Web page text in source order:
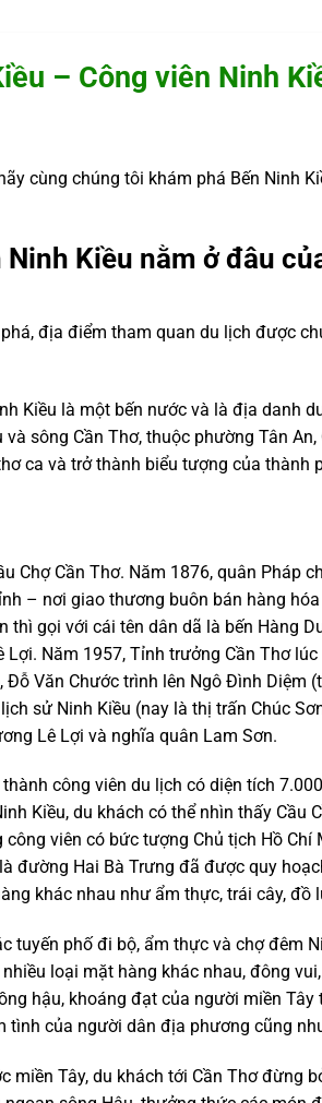
– Công viên Ninh
cùng chúng tôi khám phá Bến Ninh
Kiều nằm ở đâu
địa điểm tham quan du lịch được
Kiều là một bến nước và là địa danh
sông Cần Thơ, thuộc phường Tân
ca và trở thành biểu tượng của thành
Chợ Cần Thơ. Năm 1876, quân Pháp
– nơi giao thương buôn bán hàng
thì gọi với cái tên dân dã là bến Hàng
Năm 1957, Tỉnh trưởng Cần Thơ
Văn Chước trình lên Ngô Đình
sử Ninh Kiều (nay là thị trấn Chúc
Lê Lợi và nghĩa quân Lam Sơn.
công viên du lịch có diện tích
Kiều, du khách có thể nhìn thấy
viên có bức tượng Chủ tịch Hồ
đường Hai Bà Trưng đã được quy
khác nhau như ẩm thực, trái cây, đồ
tuyến phố đi bộ, ẩm thực và chợ đêm
loại mặt hàng khác nhau, đông
hậu, khoáng đạt của người miền
tình của người dân địa phương cũng
miền Tây, du khách tới Cần Thơ đừng